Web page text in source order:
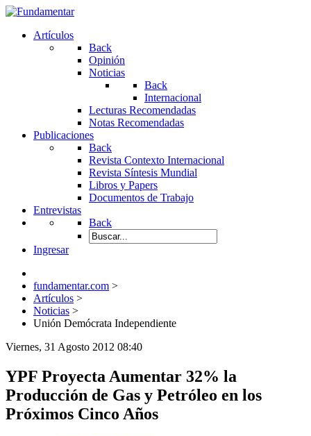
Artículos
Back
Opinión
Noticias
Back
Internacional
Lecturas Recomendadas
Notas Recomendadas
Publicaciones
Back
Revista Contexto Internacional
Revista Síntesis Mundial
Libros y Papers
Documentos de Trabajo
Entrevistas
Back
Ingresar
fundamentar.com >
Artículos >
Noticias >
Unión Demócrata Independiente
Viernes, 31 Agosto 2012 08:40
YPF Proyecta Aumentar 32% la
Producción de Gas y Petróleo en los
Próximos Cinco Años